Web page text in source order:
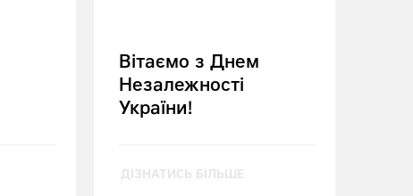
Вітаємо з Днем
Незалежності
України!
ДІЗНАТИСЬ БІЛЬШЕ